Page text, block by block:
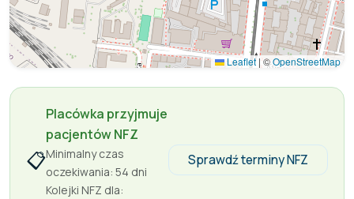
Leaflet |©OpenStreetMap
📋
Placówka przyjmuje
pacjentów NFZ
Minimalny czas
oczekiwania: 54 dni
Kolejki NFZ dla:
Sprawdź terminy NFZ